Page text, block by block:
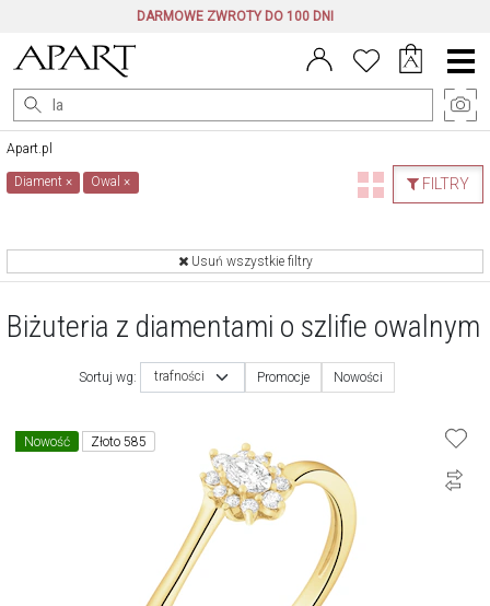
DARMOWE ZWROTY DO 100 DNI
Menu
główne
Apart.pl
FILTRY
Diament× Owal×
Usuń wszystkie filtry
Biżuteria z diamentami o szlifie owalnym
Sortuj wg: trafności Promocje Nowości
Nowość Złoto 585